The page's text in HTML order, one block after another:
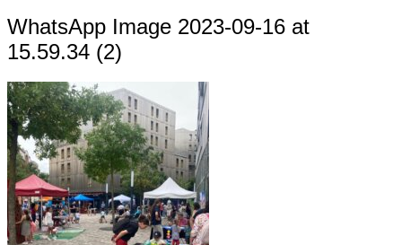
WhatsApp Image 2023-09-16 at
15.59.34 (2)